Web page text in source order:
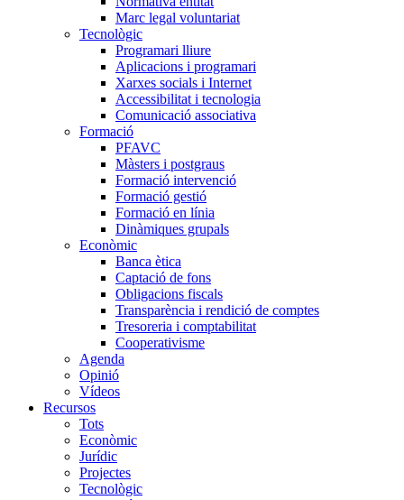
Marc legal voluntariat
Tecnològic
Programari lliure
Aplicacions i programari
Xarxes socials i Internet
Accessibilitat i tecnologia
Comunicació associativa
Formació
PFAVC
Màsters i postgraus
Formació intervenció
Formació gestió
Formació en línia
Dinàmiques grupals
Econòmic
Banca ètica
Captació de fons
Obligacions fiscals
Transparència i rendició de comptes
Tresoreria i comptabilitat
Cooperativisme
Agenda
Opinió
Vídeos
Recursos
Tots
Econòmic
Jurídic
Projectes
Tecnològic